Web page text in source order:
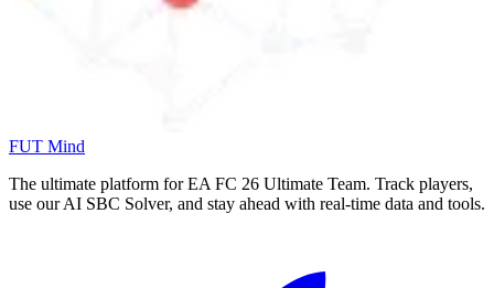
FUT Mind
The ultimate platform for EA FC 26 Ultimate Team. Track players,
use our AI SBC Solver, and stay ahead with real-time data and tools.